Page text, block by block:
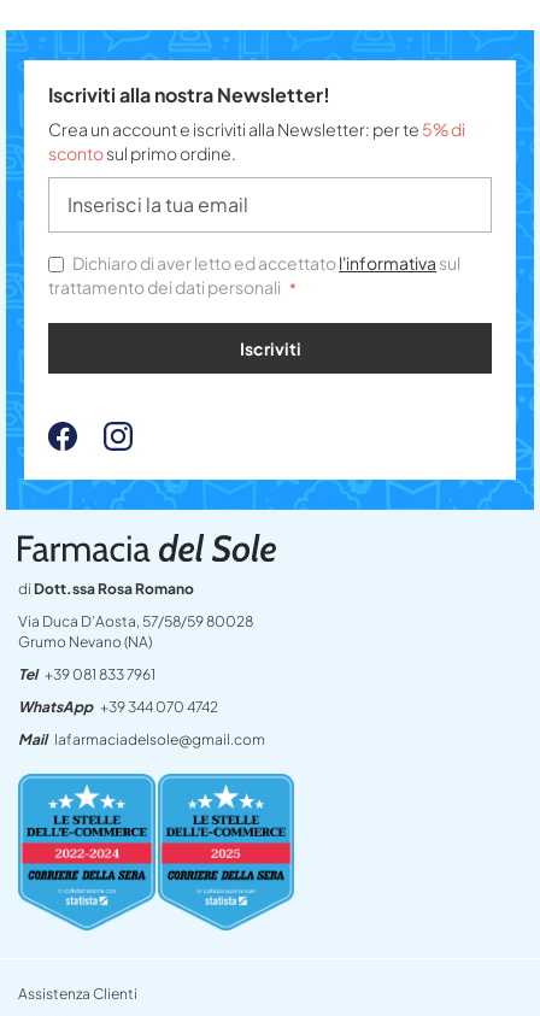
di Dott.ssa Rosa Romano
Via Duca D’Aosta, 57/58/59 80028
Grumo Nevano (NA)
Tel +39 081 833 7961
WhatsApp +39 344 070 4742
Mail lafarmaciadelsole@gmail.com
Assistenza Clienti
Iscriviti alla nostra Newsletter!
Crea un account e iscriviti alla Newsletter: per te 5% di
scontosul primo ordine.
Dichiaro di aver letto ed accettatol'informativa sul
trattamento dei dati personali
Iscriviti